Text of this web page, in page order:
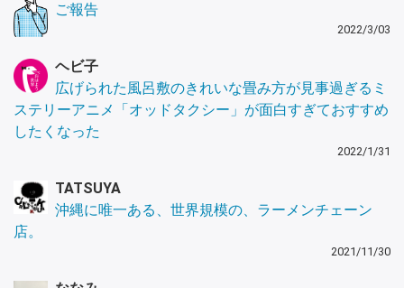
ご報告
2022/3/03
ヘビ子
広げられた風呂敷のきれいな畳み方が見事過ぎるミ
ステリーアニメ「オッドタクシー」が面白すぎておすすめ
したくなった
2022/1/31
TATSUYA
沖縄に唯一ある、世界規模の、ラーメンチェーン
店。
2021/11/30